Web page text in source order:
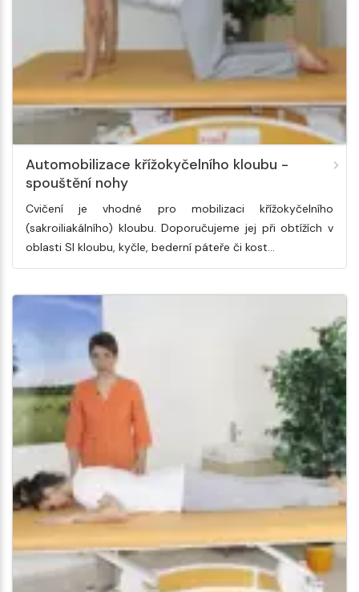
Automobilizace křížokyčelního kloubu -
spouštění nohy
Cvičení je vhodné pro mobilizaci křížokyčelního
(sakroiliakálního) kloubu. Doporučujeme jej při obtížích v
oblasti SI kloubu, kyčle, bederní páteře či kost…